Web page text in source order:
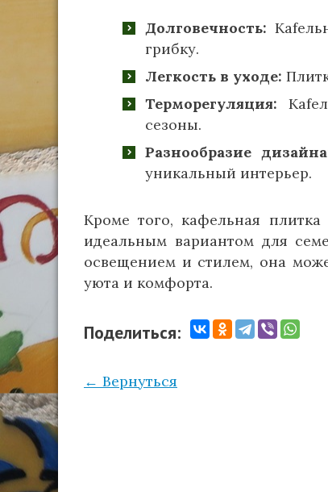
Долговечность:
грибку.
Легкость в уходе:
Терморегуляция:
сезоны.
Разнообразие
уникальный интерьер.
Кроме того, кафельная
идеальным вариантом для
освещением и стилем, она
уюта и комфорта.
Поделиться:
← Вернуться